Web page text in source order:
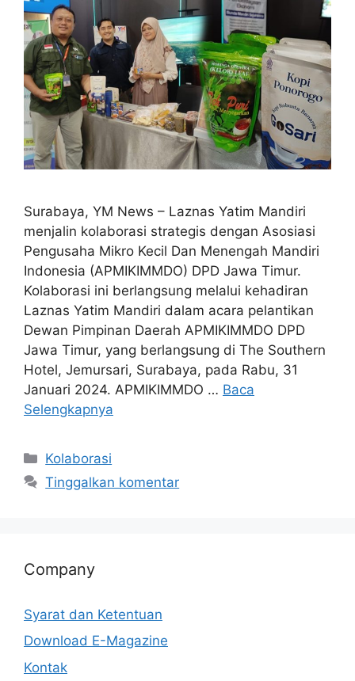
Surabaya, YM News – Laznas Yatim Mandiri
menjalin kolaborasi strategis dengan Asosiasi
Pengusaha Mikro Kecil Dan Menengah Mandiri
Indonesia (APMIKIMMDO) DPD Jawa Timur.
Kolaborasi ini berlangsung melalui kehadiran
Laznas Yatim Mandiri dalam acara pelantikan
Dewan Pimpinan Daerah APMIKIMMDO DPD
Jawa Timur, yang berlangsung di The Southern
Hotel, Jemursari, Surabaya, pada Rabu, 31
Januari 2024. APMIKIMMDO … Baca
Selengkapnya
Kolaborasi
Tinggalkan komentar
Company
Syarat dan Ketentuan
Download E-Magazine
Kontak